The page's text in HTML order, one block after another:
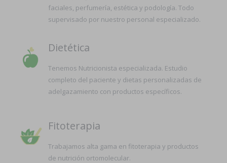
faciales, perfumería, estética y podología. Todo
supervisado por nuestro personal especializado.
Dietética
Tenemos Nutricionista especializada. Estudio
completo del paciente y dietas personalizadas de
adelgazamiento con productos específicos.
Fitoterapia
Trabajamos alta gama en fitoterapia y productos
de nutrición ortomolecular.